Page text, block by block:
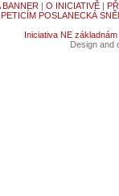
| O INICIATIVĚ|
POSLANECKÁ
Iniciativa NE základnám
Design and